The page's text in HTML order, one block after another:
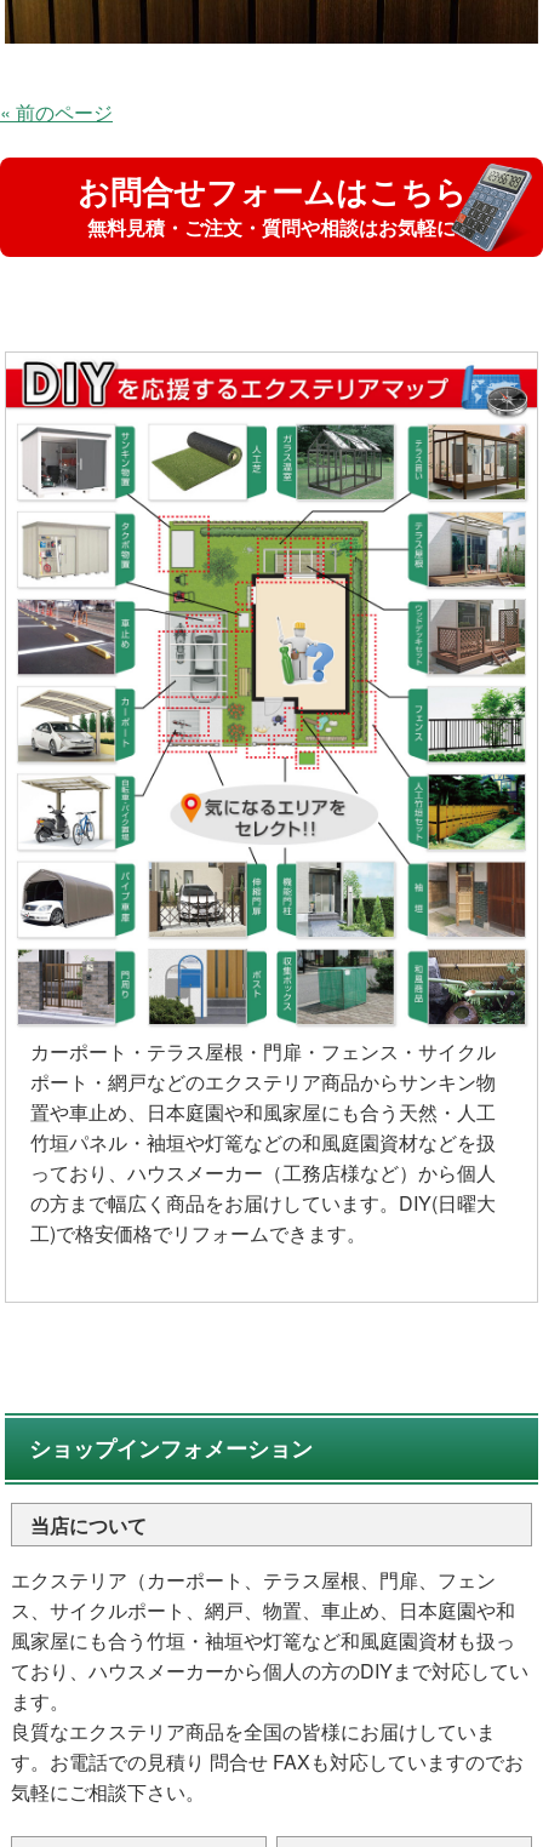
« 前のページ
お問合せフォームはこちら
無料見積・ご注文・質問や相談はお気軽に
カーポート・テラス屋根・門扉・フェンス・サイクル
ポート・網戸などのエクステリア商品からサンキン物
置や車止め、日本庭園や和風家屋にも合う天然・人工
竹垣パネル・袖垣や灯篭などの和風庭園資材などを扱
っており、ハウスメーカー（工務店様など）から個人
の方まで幅広く商品をお届けしています。DIY(日曜大
工)で格安価格でリフォームできます。
ショップインフォメーション
当店について
エクステリア（カーポート、テラス屋根、門扉、フェン
ス、サイクルポート、網戸、物置、車止め、日本庭園や和
風家屋にも合う竹垣・袖垣や灯篭など和風庭園資材も扱っ
ており、ハウスメーカーから個人の方のDIYまで対応してい
ます。
良質なエクステリア商品を全国の皆様にお届けしていま
す。お電話での見積り 問合せ FAXも対応していますのでお
気軽にご相談下さい。